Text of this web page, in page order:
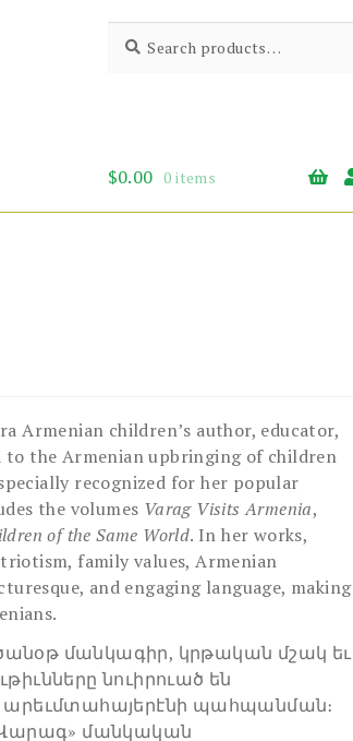
for:
$0.00 0 items
Armenian children’s author, educator,
to the Armenian upbringing of children
recognized for her popular
the volumes Varag Visits Armenia,
of the Same World. In her works,
family values, Armenian
and engaging language, making
մանկագիր, կրթական մշակ եւ
նուիրուած են
արեւմտահայերէնի պահպանման։
մանկական